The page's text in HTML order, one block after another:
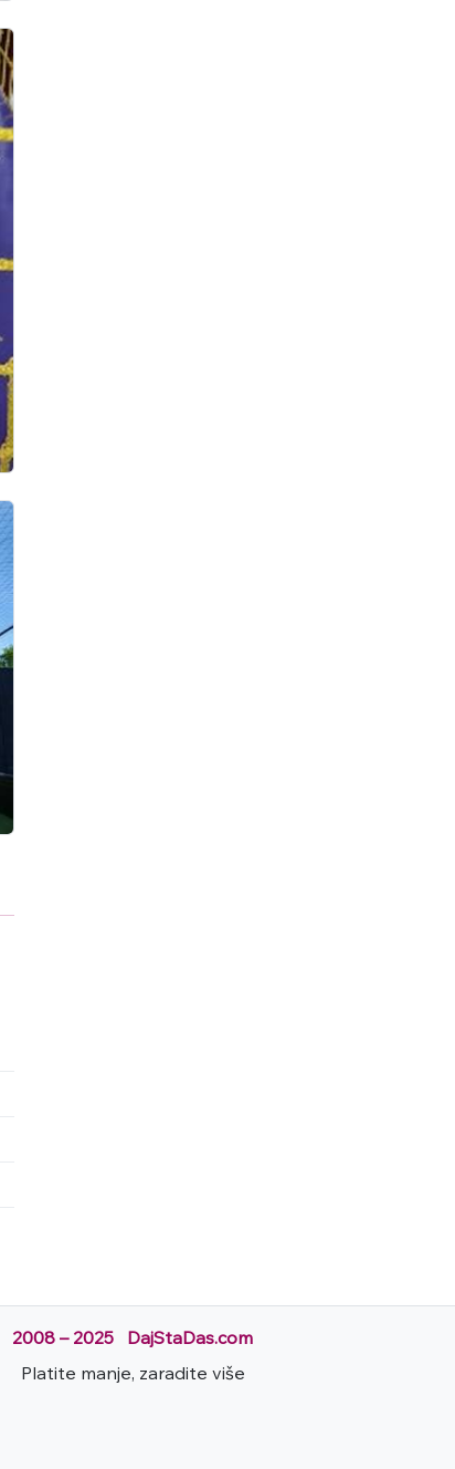
2008 – 2025 DajStaDas.com
Platite manje, zaradite više